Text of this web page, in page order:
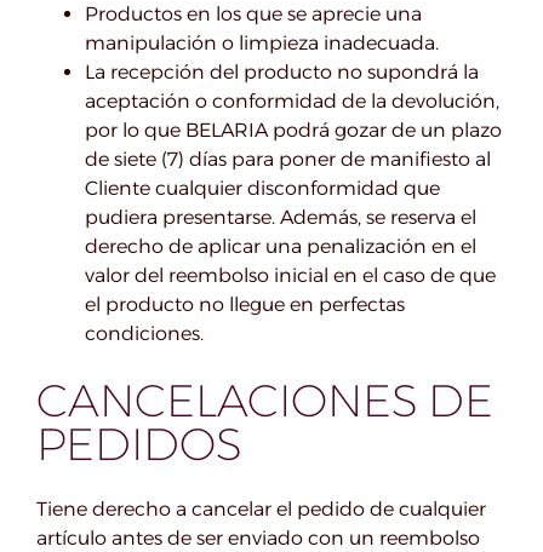
Productos en los que se aprecie una
manipulación o limpieza inadecuada.
La recepción del producto no supondrá la
aceptación o conformidad de la devolución,
por lo que BELARIA podrá gozar de un plazo
de siete (7) días para poner de manifiesto al
Cliente cualquier disconformidad que
pudiera presentarse. Además, se reserva el
derecho de aplicar una penalización en el
valor del reembolso inicial en el caso de que
el producto no llegue en perfectas
condiciones.
CANCELACIONES DE
PEDIDOS
Tiene derecho a cancelar el pedido de cualquier
artículo antes de ser enviado con un reembolso